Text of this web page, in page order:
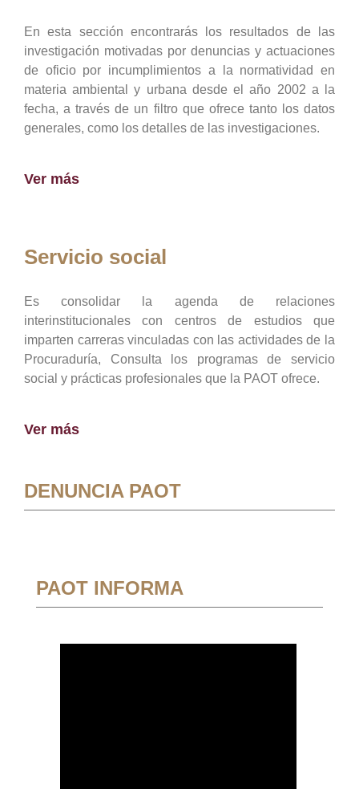
En esta sección encontrarás los resultados de las
investigación motivadas por denuncias y actuaciones
de oficio por incumplimientos a la normatividad en
materia ambiental y urbana desde el año 2002 a la
fecha, a través de un filtro que ofrece tanto los datos
generales, como los detalles de las investigaciones.
Ver más
Servicio social
Es consolidar la agenda de relaciones
interinstitucionales con centros de estudios que
imparten carreras vinculadas con las actividades de la
Procuraduría, Consulta los programas de servicio
social y prácticas profesionales que la PAOT ofrece.
Ver más
DENUNCIA PAOT
PAOT INFORMA